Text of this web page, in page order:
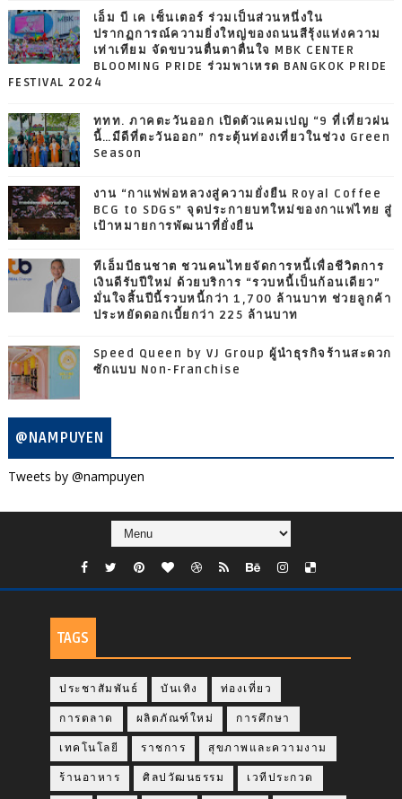
เอ็ม บี เค เซ็นเตอร์ ร่วมเป็นส่วนหนึ่งใน
ปรากฏการณ์ความยิ่งใหญ่ของถนนสีรุ้งแห่งความ
เท่าเทียม จัดขบวนตื่นตาตื่นใจ MBK CENTER
BLOOMING PRIDE ร่วมพาเหรด BANGKOK PRIDE
FESTIVAL 2024
ททท. ภาคตะวันออก เปิดตัวแคมเปญ “9 ที่เที่ยวฝน
นี้…มีดีที่ตะวันออก” กระตุ้นท่องเที่ยวในช่วง Green
Season
งาน “กาแฟพ่อหลวงสู่ความยั่งยืน Royal Coffee
BCG to SDGs” จุดประกายบทใหม่ของกาแฟไทย สู่
เป้าหมายการพัฒนาที่ยั่งยืน
ทีเอ็มบีธนชาต ชวนคนไทยจัดการหนี้เพื่อชีวิตการ
เงินดีรับปีใหม่ ด้วยบริการ “รวบหนี้เป็นก้อนเดียว”
มั่นใจสิ้นปีนี้รวบหนี้กว่า 1,700 ล้านบาท ช่วยลูกค้า
ประหยัดดอกเบี้ยกว่า 225 ล้านบาท
Speed Queen by VJ Group ผู้นำธุรกิจร้านสะดวก
ซักแบบ Non-Franchise
@NAMPUYEN
Tweets by @nampuyen
TAGS
ประชาสัมพันธ์ บันเทิง ท่องเที่ยว
การตลาด ผลิตภัณฑ์ใหม่ การศึกษา
เทคโนโลยี ราชการ สุขภาพและความงาม
ร้านอาหาร ศิลปวัฒนธรรม เวทีประกวด